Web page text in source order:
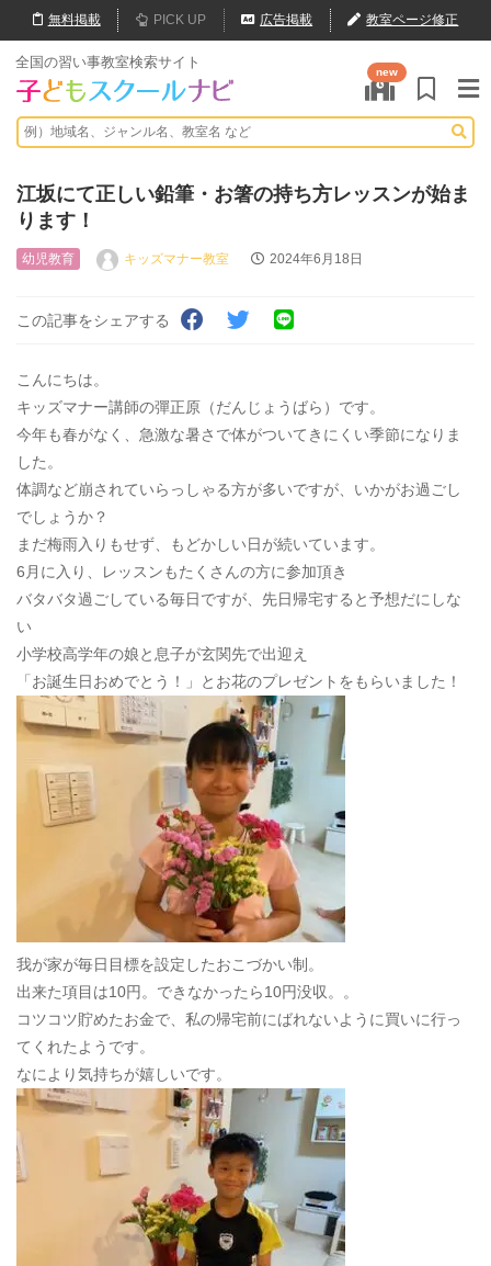
無料掲載 PICK UP 広告掲載 教室ページ修正
全国の習い事教室検索サイト
new
江坂にて正しい鉛筆・お箸の持ち方レッスンが始ま
ります！
幼児教育 キッズマナー教室 2024年6月18日
この記事をシェアする
こんにちは。
キッズマナー講師の彈正原（だんじょうばら）です。
今年も春がなく、急激な暑さで体がついてきにくい季節になりま
した。
体調など崩されていらっしゃる方が多いですが、いかがお過ごし
でしょうか？
まだ梅雨入りもせず、もどかしい日が続いています。
6月に入り、レッスンもたくさんの方に参加頂き
バタバタ過ごしている毎日ですが、先日帰宅すると予想だにしな
い
小学校高学年の娘と息子が玄関先で出迎え
「お誕生日おめでとう！」とお花のプレゼントをもらいました！
我が家が毎日目標を設定したおこづかい制。
出来た項目は10円。できなかったら10円没収。。
コツコツ貯めたお金で、私の帰宅前にばれないように買いに行っ
てくれたようです。
なにより気持ちが嬉しいです。